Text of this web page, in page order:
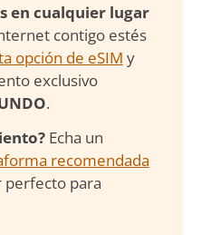
en cualquier lugar
contigo estés
opción de eSIM y
exclusivo
.
Echa un
recomendada
perfecto para